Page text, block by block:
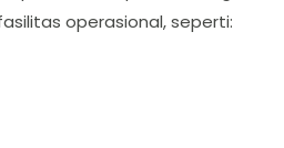
operasional, seperti: